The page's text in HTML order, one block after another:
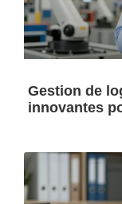
Gestion de
innovantes